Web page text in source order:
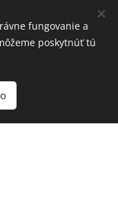
a iných. Komornú
Milana Škampu,
iných. Bol jedným zo
Quartet, ktorý
celý rad skladieb
spolupracoval so
rozhlasu, s ktorým
fungovanie a
poskytnúť tú